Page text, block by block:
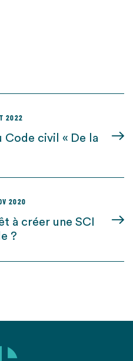
2022
Code civil « De la
2020
à créer une SCI
?